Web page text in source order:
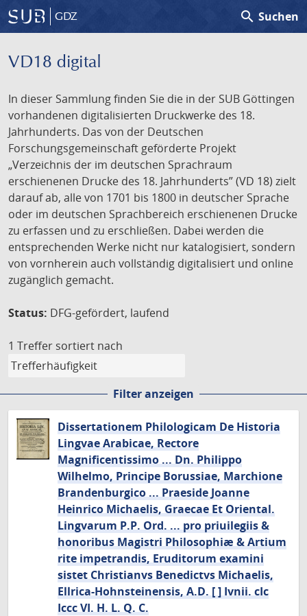
GDZ search Suchen
VD18 digital
In dieser Sammlung finden Sie die in der SUB Göttingen
vorhandenen digitalisierten Druckwerke des 18.
Jahrhunderts. Das von der Deutschen
Forschungsgemeinschaft geförderte Projekt
„Verzeichnis der im deutschen Sprachraum
erschienenen Drucke des 18. Jahrhunderts” (VD 18) zielt
darauf ab, alle von 1701 bis 1800 in deutscher Sprache
oder im deutschen Sprachbereich erschienenen Drucke
zu erfassen und zu erschließen. Dabei werden die
entsprechenden Werke nicht nur katalogisiert, sondern
von vornherein auch vollständig digitalisiert und online
zugänglich gemacht.
Status: DFG-gefördert, laufend
1 Treffer sortiert nach
Filter anzeigen
Dissertationem Philologicam De Historia
Lingvae Arabicae, Rectore
Magnificentissimo ... Dn. Philippo
Wilhelmo, Principe Borussiae, Marchione
Brandenburgico ... Praeside Joanne
Heinrico Michaelis, Graecae Et Oriental.
Lingvarum P.P. Ord. ... pro priuilegiis &
honoribus Magistri Philosophiæ & Artium
rite impetrandis, Eruditorum examini
sistet Christianvs Benedictvs Michaelis,
Ellrica-Hohnsteinensis, A.D. [ ] Ivnii. cIc
Iccc VI. H. L. Q. C.